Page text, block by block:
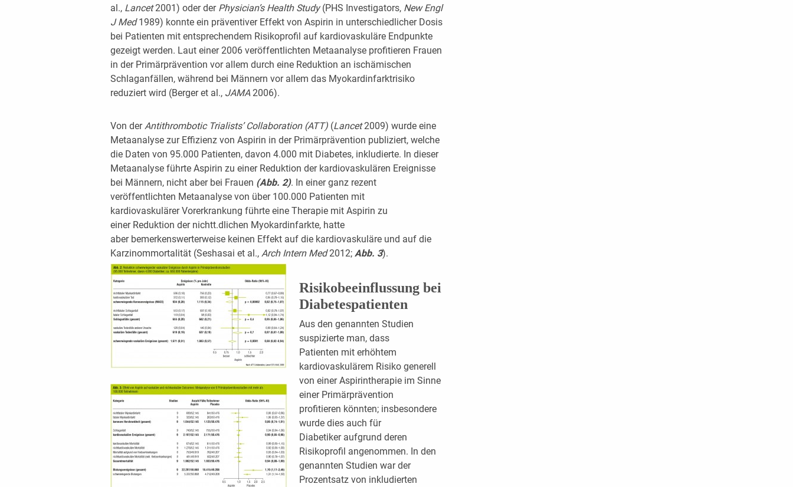
al., Lancet2001) oder der Physician’s Health Study(PHS Investigators, New Engl
JMed1989) konnte ein präventiver Effekt von Aspirin in unterschiedlicher Dosis
bei Patienten mit entsprechendem Risikoprofil auf kardiovaskuläre Endpunkte
gezeigt werden. Laut einer 2006 veröffentlichten Metaanalyse profitieren Frauen
in der Primärprävention vor allem durch eine Reduktion an ischämischen
Schlaganfällen, während bei Männern vor allem das Myokardinfarktrisiko
reduziert wird (Berger et al., JAMA 2006).
Von der Antithrombotic Trialists’ Collaboration (ATT) (Lancet2009) wurde eine
Metaanalyse zur Effizienz von Aspirin in der Primärprävention publiziert, welche
die Daten von 95.000 Patienten, davon 4.000 mit Diabetes, inkludierte. In dieser
Metaanalyse führte Aspirin zu einer Reduktion der kardiovaskulären Ereignisse
bei Männern, nicht aber bei Frauen (Abb. 2). In einer ganz rezent
veröffentlichten Metaanalyse von über 100.000 Patienten mit
kardiovaskulärer Vorerkrankung führte eine Therapie mit Aspirin zu
einer Reduktion der nichtt.dlichen Myokardinfarkte, hatte
aber bemerkenswerterweise keinen Effekt auf die kardiovaskuläre und auf die
Karzinommortalität (Seshasai et al., Arch Intern Med2012; Abb. 3).
Risikobeeinflussung bei
Diabetespatienten
Aus den genannten Studien
suspizierte man, dass
Patienten mit erhöhtem
kardiovaskulärem Risiko generell
von einer Aspirintherapie im Sinne
einer Primärprävention
profitieren könnten; insbesondere
wurde dies auch für
Diabetiker aufgrund deren
Risikoprofil angenommen. In den
genannten Studien war der
Prozentsatz von inkludierten